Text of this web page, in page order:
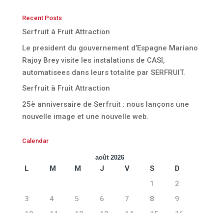
Recent Posts
Serfruit à Fruit Attraction
Le president du gouvernement d’Espagne Mariano
Rajoy Brey visite les instalations de CASI,
automatisees dans leurs totalite par SERFRUIT.
Serfruit à Fruit Attraction
25è anniversaire de Serfruit : nous lançons une
nouvelle image et une nouvelle web.
Calendar
août 2026
L M M J V S
D
1
2
3
4 5 6 7 8
9